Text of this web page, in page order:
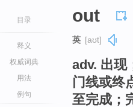
目录
释义
权威词典
用法
例句
out
英 [aʊt]
adv. 出现
门线或终
至完成；